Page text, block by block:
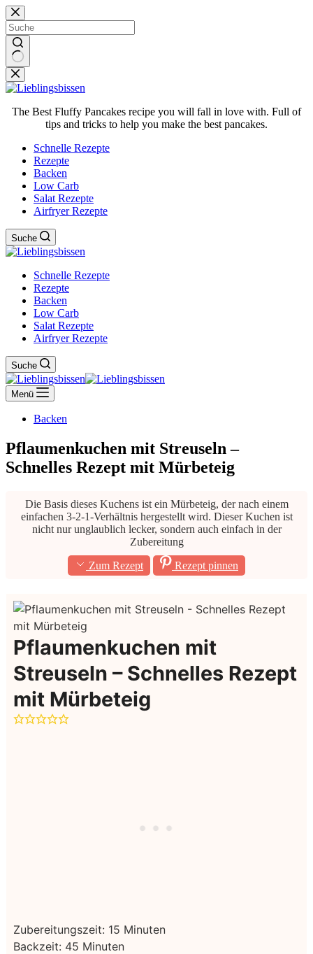
Zum
Inhalt
springen
Keine
Ergebnisse
The Best Fluffy Pancakes recipe you will fall in love with. Full of
tips and tricks to help you make the best pancakes.
Schnelle Rezepte
Rezepte
Backen
Low Carb
Salat Rezepte
Airfryer Rezepte
Suche
Schnelle Rezepte
Rezepte
Backen
Low Carb
Salat Rezepte
Airfryer Rezepte
Suche
Menü
Backen
Pflaumenkuchen mit Streuseln –
Schnelles Rezept mit Mürbeteig
Die Basis dieses Kuchens ist ein Mürbeteig, der nach einem
einfachen 3-2-1-Verhältnis hergestellt wird. Dieser Kuchen ist
nicht nur unglaublich lecker, sondern auch einfach in der
Zubereitung
Zum Rezept
Rezept pinnen
Pflaumenkuchen mit
Streuseln – Schnelles Rezept
mit Mürbeteig
Zubereitungszeit: 15 Minuten
Minuten
Backzeit: 45 Minuten
Minuten